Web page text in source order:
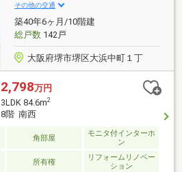
その他の交通
築40年6ヶ月/10階建
総戸数142戸
大阪府堺市堺区大浜中町１丁
2,798万円
3LDK 84.6m2
8階 南西
角部屋
モニタ付インターホ
ン
所有権
リフォームリノベー
ション